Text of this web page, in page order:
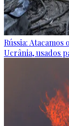
Rússia:
Ucrânia, usados